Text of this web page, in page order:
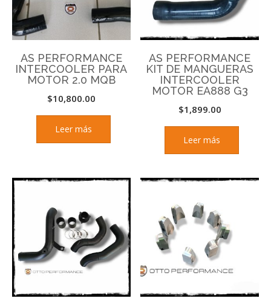
AS PERFORMANCE
INTERCOOLER PARA
MOTOR 2.0 MQB
$10,800.00
Leer más
AS PERFORMANCE
KIT DE MANGUERAS
INTERCOOLER
MOTOR EA888 G3
$1,899.00
Leer más